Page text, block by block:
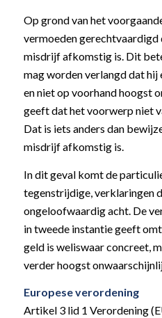
Op grond van het
vermoeden gerechtvaardigd
misdrijf afkomstig is. Dit
mag worden verlangd dat
en niet op voorhand hoogst
geeft dat het voorwerp niet
Dat is iets anders dan
misdrijf afkomstig is.
In dit geval komt de
tegenstrijdige, verklaringen
ongeloofwaardig acht. De
in tweede instantie geeft
geld is weliswaar concreet,
verder hoogst
Europese verordening
Artikel 3 lid 1 Verordening